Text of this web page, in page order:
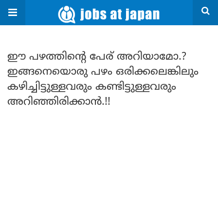
ഈ പഴത്തിന്റെ പേര് അറിയാമോ.?
ഇങ്ങനെയൊരു പഴം ഒരിക്കലെങ്കിലും
കഴിച്ചിട്ടുള്ളവരും കണ്ടിട്ടുള്ളവരും
അറിഞ്ഞിരിക്കാൻ.!!